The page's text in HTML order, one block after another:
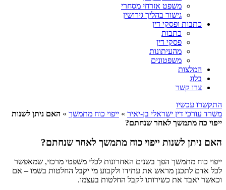
משפט אזרחי מסחרי
גישור בהליך גירושין
כתבות ופסקי דין
כתבות
פסקי דין
מהעיתונות
משפטונים
המלצות
בלוג
צרו קשר
התקשרו עכשיו
משרד עורכי דין ישראלי בן-יאיר » ייפוי כוח מתמשך » האם ניתן לשנות
ייפוי כח מתמשך לאחר שנחתם?
האם ניתן לשנות ייפוי כוח מתמשך לאחר שנחתם?
ייפוי כוח מתמשך הפך בשנים האחרונות לכלי משפטי מרכזי, שמאפשר
לכל אדם לתכנן מראש את עתידו ולקבוע מי יקבל החלטות בשמו – אם
וכאשר יאבד את כשירותו לקבל החלטות בעצמו.